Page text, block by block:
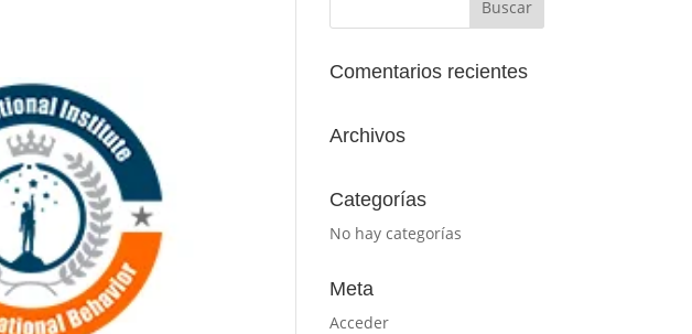
Comentarios recientes
Archivos
Categorías
No hay categorías
Meta
Acceder